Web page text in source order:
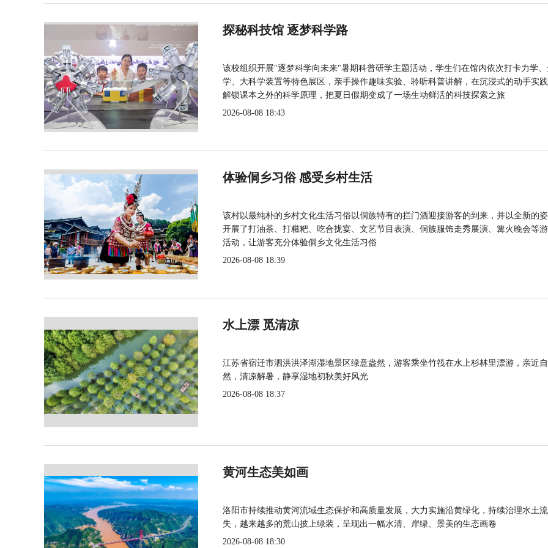
探秘科技馆 逐梦科学路
该校组织开展"逐梦科学向未来"暑期科普研学主题活动，学生们在馆内依次打卡力学
学、大科学装置等特色展区，亲手操作趣味实验、聆听科普讲解，在沉浸式的动手实
解锁课本之外的科学原理，把夏日假期变成了一场生动鲜活的科技探索之旅
2026-08-08 18:43
体验侗乡习俗 感受乡村生活
该村以最纯朴的乡村文化生活习俗以侗族特有的拦门酒迎接游客的到来，并以全新的
开展了打油茶、打糍粑、吃合拢宴、文艺节目表演、侗族服饰走秀展演、篝火晚会等
活动，让游客充分体验侗乡文化生活习俗
2026-08-08 18:39
水上漂 觅清凉
江苏省宿迁市泗洪洪泽湖湿地景区绿意盎然，游客乘坐竹筏在水上杉林里漂游，亲近自
然，清凉解暑，静享湿地初秋美好风光
2026-08-08 18:37
黄河生态美如画
洛阳市持续推动黄河流域生态保护和高质量发展，大力实施沿黄绿化，持续治理水土流
失，越来越多的荒山披上绿装，呈现出一幅水清、岸绿、景美的生态画卷
2026-08-08 18:30